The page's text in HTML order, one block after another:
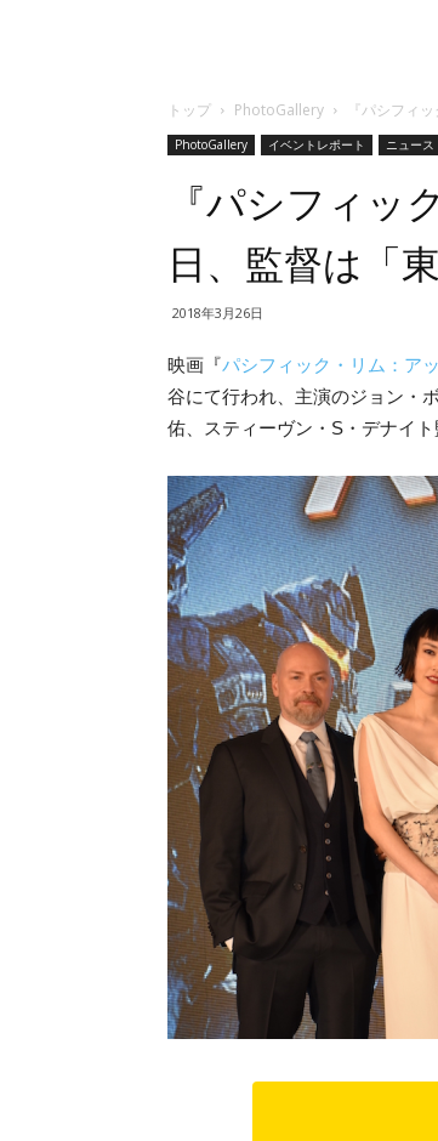
トップ PhotoGallery 『パシフィ
PhotoGallery イベントレポート ニュース
『パシフィッ
日、監督は「
2018年3月26日
映画『パシフィック・リム：ア
谷にて行われ、主演のジョン・
佑、スティーヴン・S・デナイト